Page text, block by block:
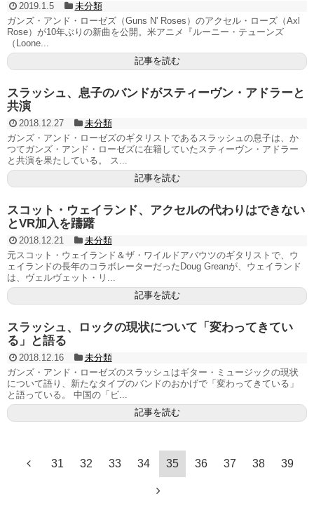
2019.1.5
未分類
ガンズ・アンド・ローゼズ（Guns N' Roses）のアクセル・ローズ（Axl
Rose）が10年ぶりの新曲を公開。米アニメ『ルーニー・テューンズ
（Loone...
記事を読む
スラッシュ、息子のバンドがスティーヴン・アドラーと
共演
2018.12.27
未分類
ガンズ・アンド・ローゼズのギタリストであるスラッシュの息子は、か
つてガンズ・アンド・ローゼズに在籍していたスティーヴン・アドラー
と共演を果たしている。 ス...
記事を読む
スコット・ウェイランド、アクセルの代わりはできない
とVR加入を躊躇
2018.12.21
未分類
元スコット・ウェイランド＆ザ・ワイルドアバウツのギタリストで、ウ
ェイランドの長年のコラボレーターだったDoug Greanが、ウェイランド
は、ヴェルヴェット・リ...
記事を読む
スラッシュ、ロックの現状について「変わってきてい
る」と語る
2018.12.16
未分類
ガンズ・アンド・ローゼズのスラッシュはギター・ミュージックの現状
について語り、新たなタイプのバンドのおかげで「変わってきている」
と語っている。 中国の「ビ...
記事を読む
31 32 33 34 35 36 37 38 39